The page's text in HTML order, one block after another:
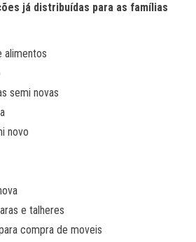
já distribuídas para as famílias
alimentos
semi novas
novo
e talheres
compra de moveis